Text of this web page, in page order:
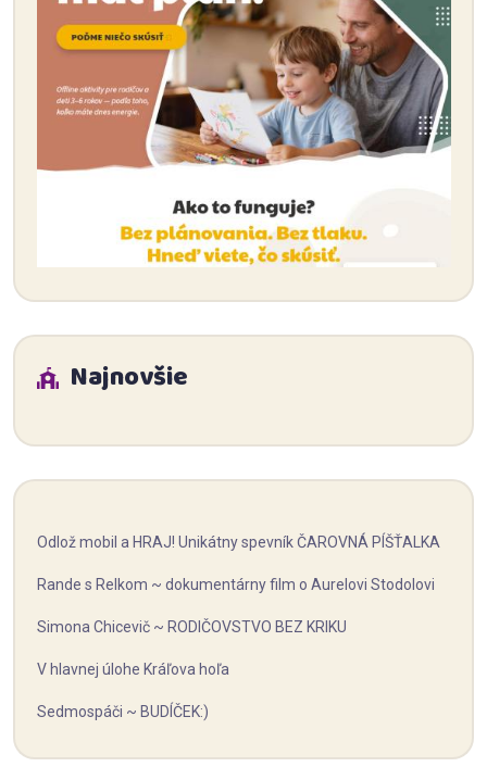
Najnovšie
Odlož mobil a HRAJ! Unikátny spevník ČAROVNÁ PÍŠŤALKA
Rande s Relkom ~ dokumentárny film o Aurelovi Stodolovi
Simona Chicevič ~ RODIČOVSTVO BEZ KRIKU
V hlavnej úlohe Kráľova hoľa
Sedmospáči ~ BUDÍČEK:)